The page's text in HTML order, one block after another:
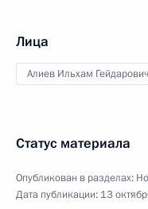
Лица
Алиев Ильхам Гейдарович
Статус материала
Опубликован в разделах:
Дата публикации: 13